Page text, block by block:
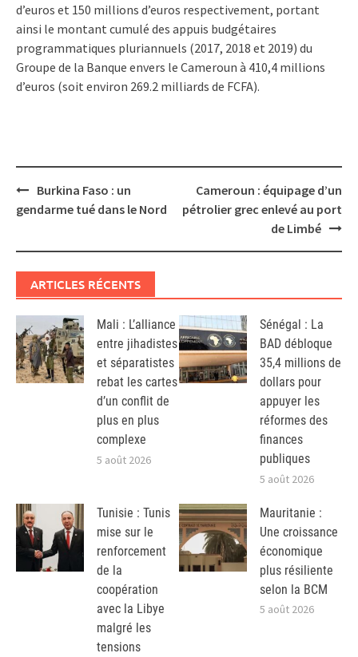
d’euros et 150 millions d’euros respectivement, portant
ainsi le montant cumulé des appuis budgétaires
programmatiques pluriannuels (2017, 2018 et 2019) du
Groupe de la Banque envers le Cameroun à 410,4 millions
d’euros (soit environ 269.2 milliards de FCFA).
Post
navigation
Burkina Faso : un
gendarme tué dans le Nord
Cameroun : équipage d’un
pétrolier grec enlevé au port
de Limbé
ARTICLES RÉCENTS
Mali : L’alliance
entre jihadistes
et séparatistes
rebat les cartes
d’un conflit de
plus en plus
complexe
5 août 2026
Sénégal : La
BAD débloque
35,4 millions de
dollars pour
appuyer les
réformes des
finances
publiques
5 août 2026
Tunisie : Tunis
mise sur le
renforcement
de la
coopération
avec la Libye
malgré les
tensions
Mauritanie :
Une croissance
économique
plus résiliente
selon la BCM
5 août 2026